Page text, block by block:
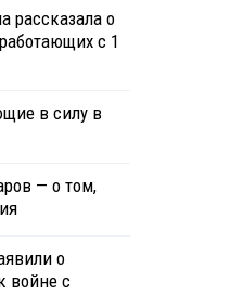
рассказала о
с 1
в силу в
— о том,
о
войне с